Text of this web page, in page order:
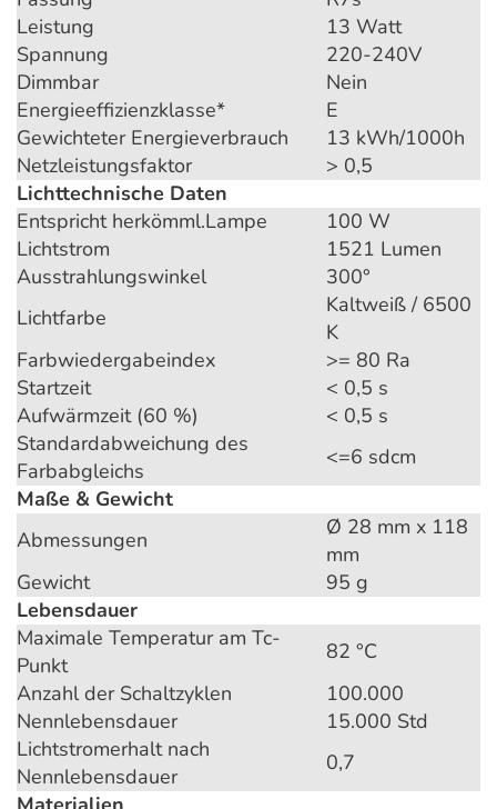
Leistung
13 Watt
Spannung
220-240V
Dimmbar
Nein
Energieeffizienzklasse*
E
Gewichteter Energieverbrauch
13 kWh/1000h
Netzleistungsfaktor
> 0,5
Lichttechnische Daten
Entspricht herkömml.Lampe
100 W
Lichtstrom
1521 Lumen
Ausstrahlungswinkel
300°
Lichtfarbe
Kaltweiß / 6500
K
Farbwiedergabeindex
>= 80 Ra
Startzeit
< 0,5 s
Aufwärmzeit (60 %)
< 0,5 s
Standardabweichung des
Farbabgleichs
<=6 sdcm
Maße & Gewicht
Abmessungen
Ø 28 mm x 118
mm
Gewicht
95 g
Lebensdauer
Maximale Temperatur am Tc-
Punkt
82 °C
Anzahl der Schaltzyklen
100.000
Nennlebensdauer
15.000 Std
Lichtstromerhalt nach
Nennlebensdauer
0,7